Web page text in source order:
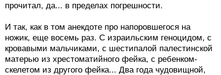
прочитал, да... в пределах погрешности.
И так, как в том анекдоте про напоровшегося на
ножик, еще восемь раз. С израильским геноцидом, с
кровавыми мальчиками, с шестипалой палестинской
матерью из хрестоматийного фейка, с ребенком-
скелетом из другого фейка... Два года чудовищной,